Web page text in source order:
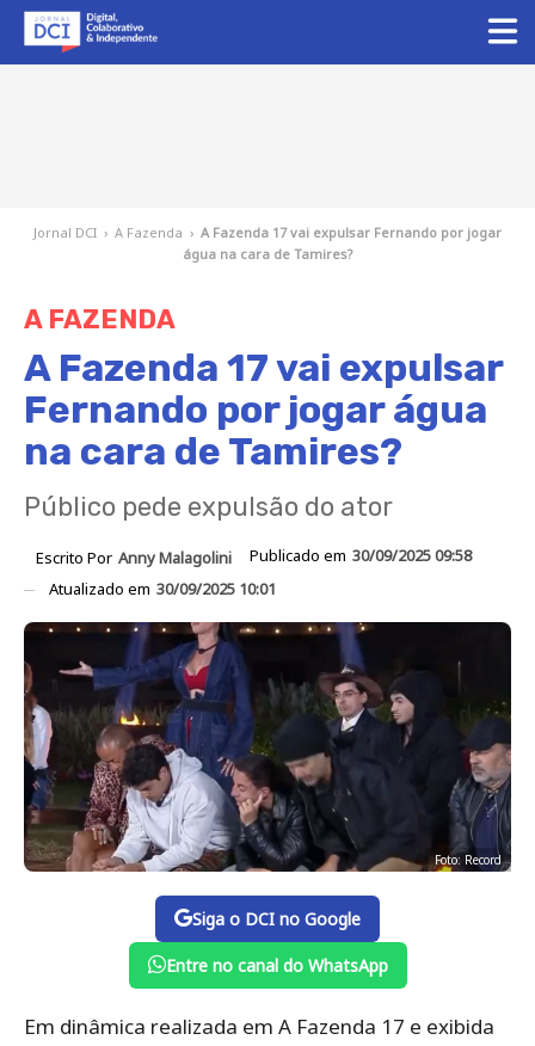
Jornal DCI › A Fazenda › A Fazenda 17 vai expulsar Fernando por jogar
água na cara de Tamires?
A FAZENDA
A Fazenda 17 vai expulsar
Fernando por jogar água
na cara de Tamires?
Público pede expulsão do ator
Escrito Por Anny Malagolini Publicado em 30/09/2025 09:58
Atualizado em 30/09/2025 10:01
Foto: Record
Siga o DCI no Google
Entre no canal do WhatsApp
Em dinâmica realizada em A Fazenda 17 e exibida